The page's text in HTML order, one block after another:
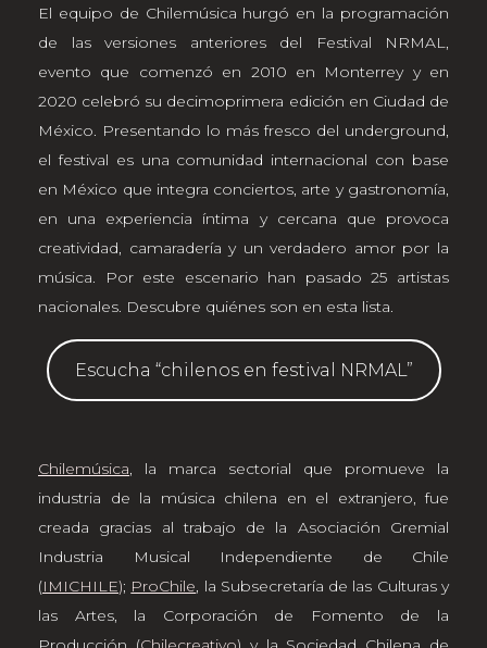
El equipo de Chilemúsica hurgó en la programación
de las versiones anteriores del Festival NRMAL,
evento que comenzó en 2010 en Monterrey y en
2020 celebró su decimoprimera edición en Ciudad de
México. Presentando lo más fresco del underground,
el festival es una comunidad internacional con base
en México que integra conciertos, arte y gastronomía,
en una experiencia íntima y cercana que provoca
creatividad, camaradería y un verdadero amor por la
música. Por este escenario han pasado 25 artistas
nacionales. Descubre quiénes son en esta lista.
Escucha “chilenos en festival NRMAL”
Chilemúsica, la marca sectorial que promueve la
industria de la música chilena en el extranjero, fue
creada gracias al trabajo de la Asociación Gremial
Industria Musical Independiente de Chile
(IMICHILE); ProChile, la Subsecretaría de las Culturas y
las Artes, la Corporación de Fomento de la